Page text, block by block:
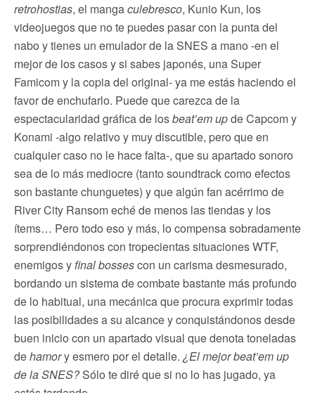
retrohostias, el mangaculebresco, Kunio Kun, los
videojuegos que no te puedes pasar con la punta del
nabo y tienes un emulador de la SNES a mano -en el
mejor de los casos y si sabes japonés, una Super
Famicom y la copia del original- ya me estás haciendo el
favor de enchufarlo. Puede que carezca de la
espectacularidad gráfica de losbeat’em upde Capcom y
Konami -algo relativo y muy discutible, pero que en
cualquier caso no le hace falta-, que su apartado sonoro
sea de lo más mediocre (tanto soundtrack como efectos
son bastante chunguetes) y que algún fan acérrimo de
River City Ransom eché de menos las tiendas y los
ítems… Pero todo eso y más, lo compensa sobradamente
sorprendiéndonos con tropecientas situaciones WTF,
enemigos yfinal bossescon un carisma desmesurado,
bordando un sistema de combate bastante más profundo
de lo habitual, una mecánica que procura exprimir todas
las posibilidades a su alcance y conquistándonos desde
buen inicio con un apartado visual que denota toneladas
dehamory esmero por el detalle. ¿El mejor beat’em up
de la SNES?Sólo te diré que si no lo has jugado, ya